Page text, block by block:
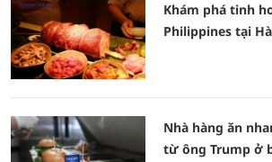
Khám phá tinh
Philippines tại
Nhà hàng ăn
từ ông Trump ở